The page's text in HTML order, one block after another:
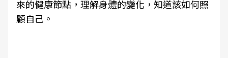
來的健康節點，理解身體的變化，知道該如何照
顧自己。